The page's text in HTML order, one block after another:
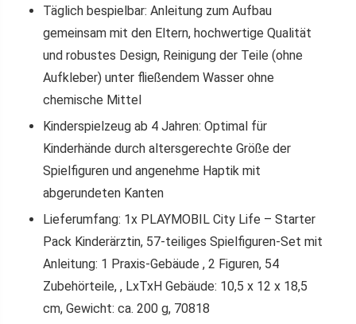
Täglich bespielbar: Anleitung zum Aufbau
gemeinsam mit den Eltern, hochwertige Qualität
und robustes Design, Reinigung der Teile (ohne
Aufkleber) unter fließendem Wasser ohne
chemische Mittel
Kinderspielzeug ab 4 Jahren: Optimal für
Kinderhände durch altersgerechte Größe der
Spielfiguren und angenehme Haptik mit
abgerundeten Kanten
Lieferumfang: 1x PLAYMOBIL City Life – Starter
Pack Kinderärztin, 57-teiliges Spielfiguren-Set mit
Anleitung: 1 Praxis-Gebäude , 2 Figuren, 54
Zubehörteile, , LxTxH Gebäude: 10,5 x 12 x 18,5
cm, Gewicht: ca. 200 g, 70818